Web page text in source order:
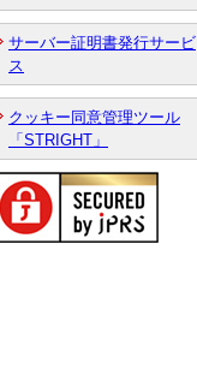
サーバー証明書発行サービ
ス
クッキー同意管理ツール
「STRIGHT」